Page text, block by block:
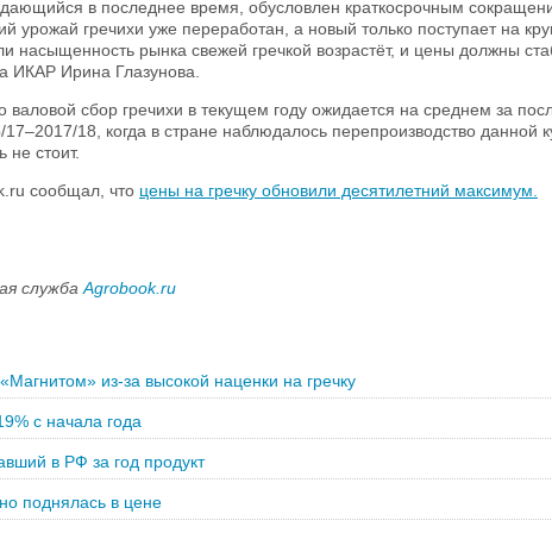
в последнее время, обусловлен краткосрочным
урожай гречихи уже переработан, а новый только поступает на
насыщенность рынка свежей гречкой возрастёт, и цены должны
ИКАР Ирина Глазунова.
валовой сбор гречихи в текущем году ожидается на среднем за
18, когда в стране наблюдалось перепроизводство данной
не стоит.
сообщал, что цены на гречку обновили десятилетний максимум.
служба Agrobook.ru
из-за высокой наценки на гречку
с начала года
в РФ за год продукт
поднялась в цене